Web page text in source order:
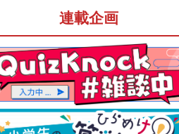
連載企画